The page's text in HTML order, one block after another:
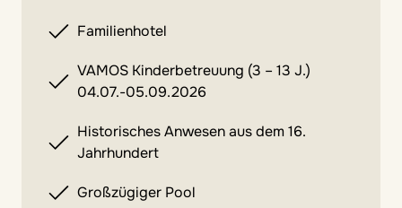
Familienhotel
VAMOS Kinderbetreuung (3 – 13 J.)
04.07.-05.09.2026
Historisches Anwesen aus dem 16.
Jahrhundert
Großzügiger Pool